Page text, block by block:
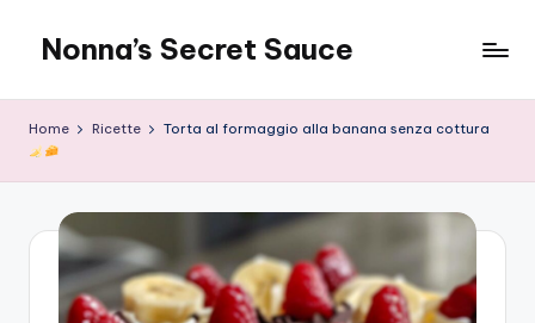
content
Nonna’s Secret Sauce
Home Ricette Torta al formaggio alla banana senza cottura